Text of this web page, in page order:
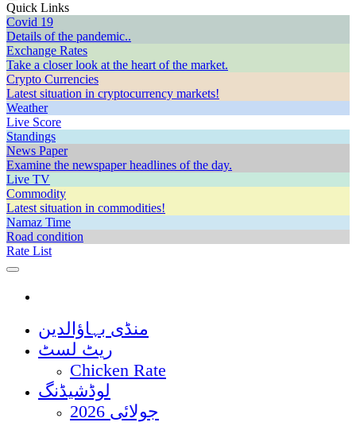
Quick Links
Covid 19
Details of the pandemic..
Exchange Rates
Take a closer look at the heart of the market.
Crypto Currencies
Latest situation in cryptocurrency markets!
Weather
Live Score
Standings
News Paper
Examine the newspaper headlines of the day.
Live TV
Commodity
Latest situation in commodities!
Namaz Time
Road condition
Rate List
منڈی بہاؤالدین
ریٹ لسٹ
Chicken Rate
لوڈشیڈنگ
جولائی 2026